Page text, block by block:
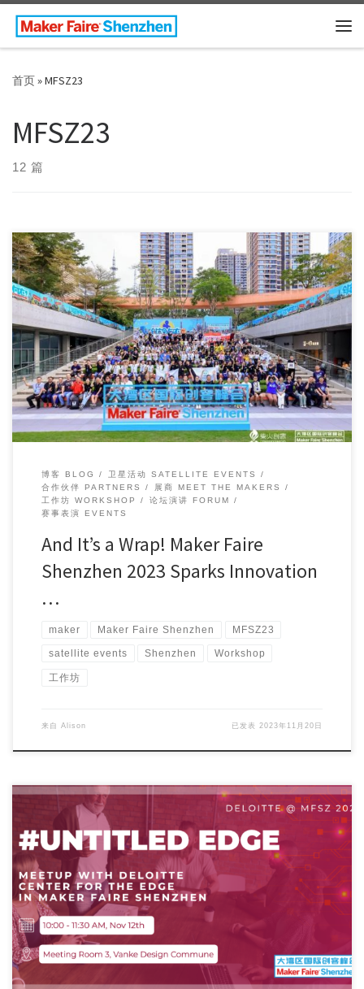
Skip to content
首页»MFSZ23
MFSZ23
12 篇
From November 11 to 12, 2023, Maker Faire Shenzhen […]
博客 BLOG
卫星活动 SATELLITE EVENTS
合作伙伴 PARTNERS
展商 MEET THE MAKERS
工作坊 WORKSHOP
论坛演讲 FORUM
赛事表演 EVENTS
And It’s a Wrap! Maker Faire
Shenzhen 2023 Sparks Innovation
…
maker Maker Faire Shenzhen MFSZ23
satellite events Shenzhen Workshop
工作坊
来自 Alison 已发表 2023年11月20日
Countdown to Maker Faire Shenzhen 2023 11 days to […]